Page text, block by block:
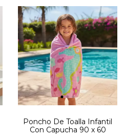
Poncho De Toalla Infantil
Con Capucha 90 x 60